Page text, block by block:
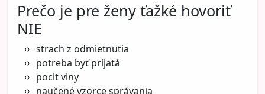
Prečo je pre ženy ťažké hovoriť
NIE
strach z odmietnutia
potreba byť prijatá
pocit viny
naučené vzorce správania